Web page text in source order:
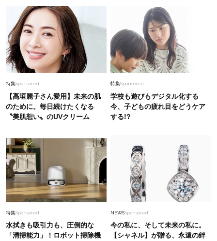
特集Sponsored
【高垣麗子さん愛用】未来の肌
のために。毎日続けたくなる
〝美肌想い〟のUVクリーム
特集Sponsored
学校も遊びもデジタル化する
今、子どもの疲れ目をどうケア
する!?
特集Sponsored
水拭きも吸引力も、圧倒的な
「清掃能力」！ロボット掃除機
NEWSSponsored
今の私に、そして未来の私に。
【シャネル】が贈る、永遠の絆